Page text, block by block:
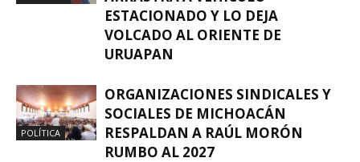
ESTACIONADO Y LO DEJA
VOLCADO AL ORIENTE DE
URUAPAN
POLÍTICA
ORGANIZACIONES SINDICALES Y
SOCIALES DE MICHOACÁN
RESPALDAN A RAÚL MORÓN
RUMBO AL 2027